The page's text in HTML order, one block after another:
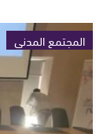
المجتمع المدني